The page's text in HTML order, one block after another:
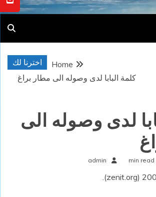
اخترنا لك
Home
كلمة البابا لدى وصوله الى مطار براغ
لدى وصوله الى
admin